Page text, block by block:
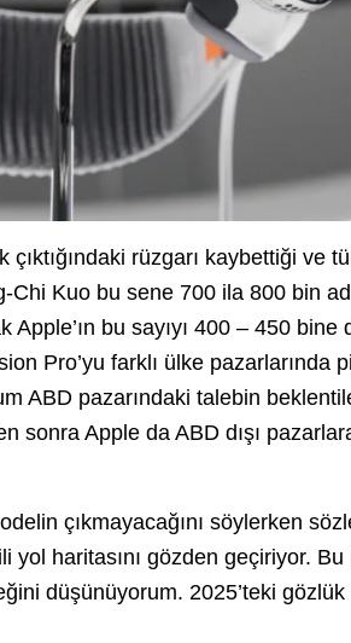
rüzgarı kaybettiği ve
Chi Kuo bu sene 700 ila 800 bin
Apple’ın bu sayıyı 400 – 450
Pro’yu farklı ülke
ABD pazarındaki talebin
sonra Apple da ABD dışı
çıkmayacağını söylerken
yol haritasını gözden geçiriyor.
düşünüyorum. 2025’teki gözlük